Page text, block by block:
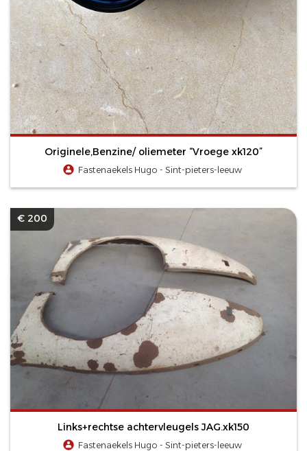
Originele,Benzine/ oliemeter “Vroege xk120”
Fastenaekels Hugo - Sint-pieters-leeuw
€ 200
Links+rechtse achtervleugels JAG.xk150
Fastenaekels Hugo - Sint-pieters-leeuw